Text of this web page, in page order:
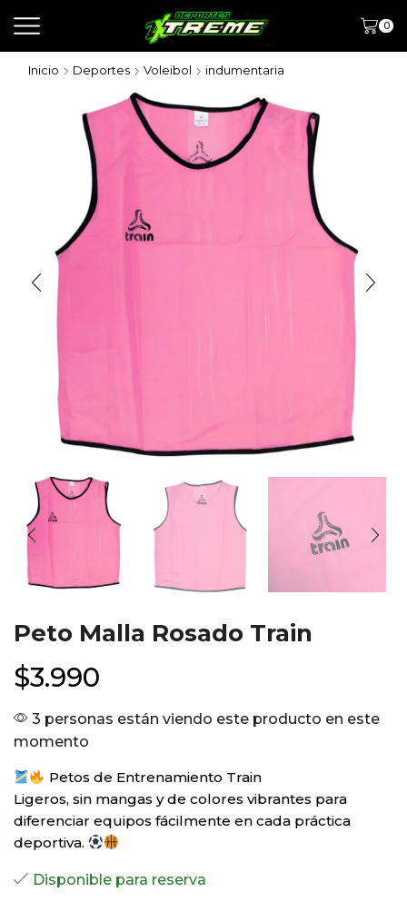
0
Inicio Deportes Voleibol indumentaria
Peto Malla Rosado Train
$3.990
3 personas están viendo este producto en este
momento
Petos de Entrenamiento Train
Ligeros, sin mangas y de colores vibrantes para
diferenciar equipos fácilmente en cada práctica
deportiva.
Disponible para reserva